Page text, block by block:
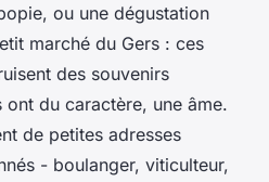
ou une dégustation
marché du Gers : ces
des souvenirs
du caractère, une âme.
de petites adresses
- boulanger, viticulteur,